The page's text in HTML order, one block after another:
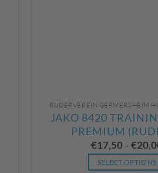
RUDERVEREIN GERMERSHEIM
JAKO 8420
PREMIUM
€17,50– €
SELECT OPTIONS